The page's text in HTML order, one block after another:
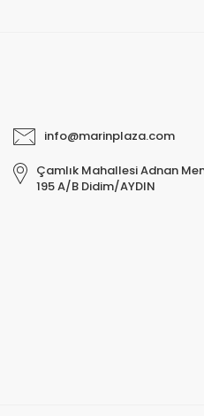
info@marinplaza.com
Çamlık Mahallesi Adnan
195 A/B Didim/AYDIN